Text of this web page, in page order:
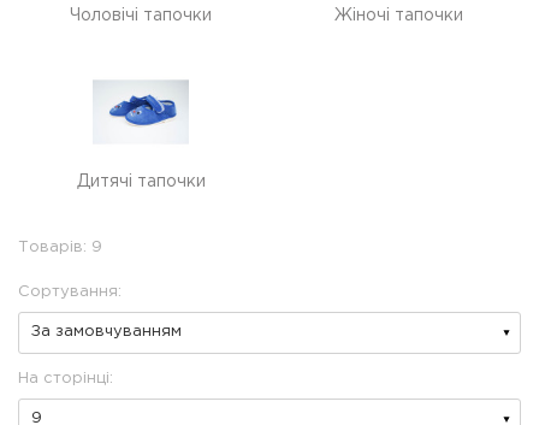
Чоловічі тапочки Жіночі тапочки
Дитячі тапочки
Товарів: 9
Сортування:
На сторінці: